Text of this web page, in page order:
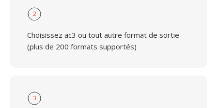
2
Choisissez ac3 ou tout autre format de sortie
(plus de 200 formats supportés)
3